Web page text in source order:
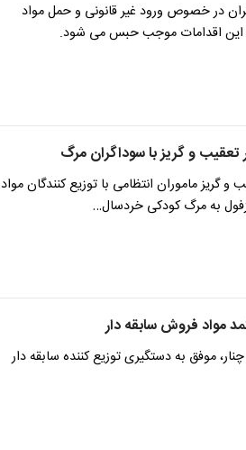
در خصوص ورود غیر قانونی و حمل مواد
این اقدامات موجب حبس می شود.
و گریز با سوداگران مرگ
گریز ماموران انتظامی با توزیع کنندگان مواد
به مرگ کودکی خردسال…
مواد فروش سابقه دار
۱۱۱ هفت چنار، موفق به دستگیری توزیع کننده سابقه دار